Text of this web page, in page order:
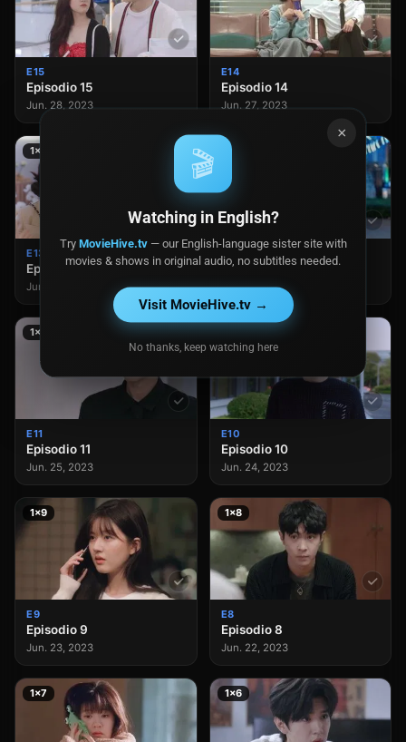
E15
Episodio 15
Jun. 28, 2023
E14
Episodio 14
Jun. 27, 2023
1×13
E13
Episodio 13
Jun. 26, 2023
1×12
E12
Episodio 12
Jun. 26, 2023
1×11
E11
Episodio 11
Jun. 25, 2023
1×10
E10
Episodio 10
Jun. 24, 2023
1×9
E9
Episodio 9
Jun. 23, 2023
1×8
E8
Episodio 8
Jun. 22, 2023
1×7 1×6
×
🎬
Watching in English?
Try MovieHive.tv— our English-language sister site with
movies & shows in original audio, no subtitles needed.
Visit MovieHive.tv →
No thanks, keep watching here